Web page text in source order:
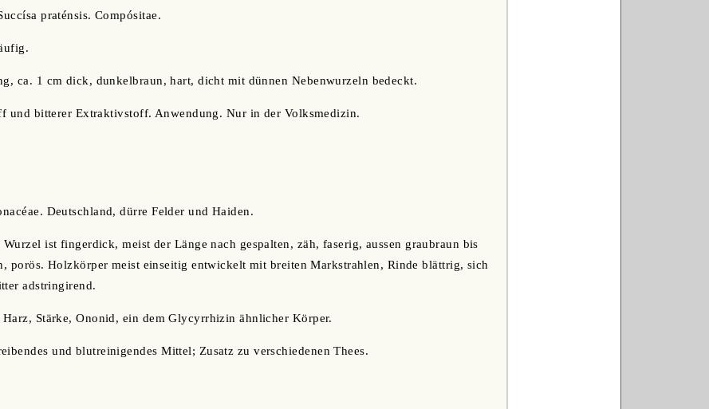
praténsis. Compósitae.
ca. 1 cm dick, dunkelbraun, hart, dicht mit dünnen Nebenwurzeln bedeckt.
und bitterer Extraktivstoff. Anwendung. Nur in der Volksmedizin.
Deutschland, dürre Felder und Haiden.
ist fingerdick, meist der Länge nach gespalten, zäh, faserig, aussen graubraun bis
porös. Holzkörper meist einseitig entwickelt mit breiten Markstrahlen, Rinde blättrig, sich
adstringirend.
Stärke, Ononid, ein dem Glycyrrhizin ähnlicher Körper.
und blutreinigendes Mittel; Zusatz zu verschiedenen Thees.